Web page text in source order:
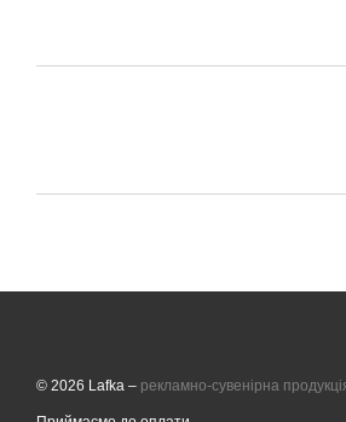
© 2026 Lafka – рекламно-сувенірна